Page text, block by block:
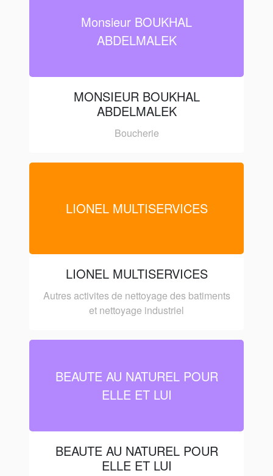
Monsieur BOUKHAL
ABDELMALEK
MONSIEUR BOUKHAL
ABDELMALEK
Boucherie
LIONEL MULTISERVICES
LIONEL MULTISERVICES
Autres activites de nettoyage des batiments
et nettoyage industriel
BEAUTE AU NATUREL POUR
ELLE ET LUI
BEAUTE AU NATUREL POUR
ELLE ET LUI